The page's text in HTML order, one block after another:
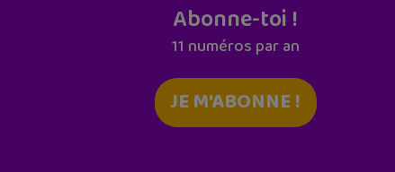
Abonne-toi !
11 numéros par an
JE M'ABONNE !